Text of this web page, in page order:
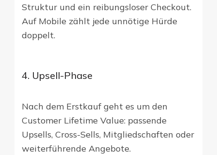
Struktur und ein reibungsloser Checkout.
Auf Mobile zählt jede unnötige Hürde
doppelt.
4. Upsell-Phase
Nach dem Erstkauf geht es um den
Customer Lifetime Value: passende
Upsells, Cross-Sells, Mitgliedschaften oder
weiterführende Angebote.